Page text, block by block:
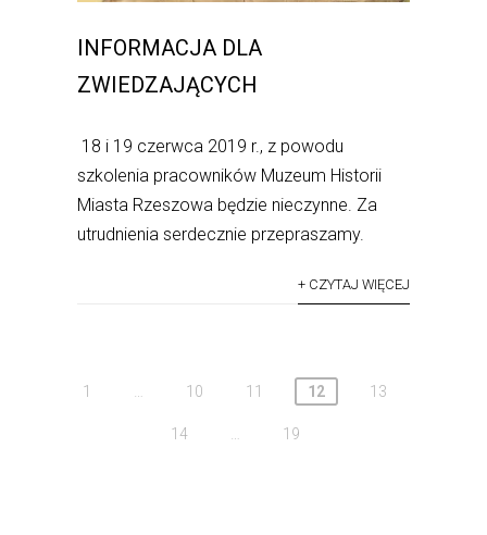
INFORMACJA DLA
ZWIEDZAJĄCYCH
18 i 19 czerwca 2019 r., z powodu
szkolenia pracowników Muzeum Historii
Miasta Rzeszowa będzie nieczynne. Za
utrudnienia serdecznie przepraszamy.
+ CZYTAJ WIĘCEJ
1 … 10 11 12 13
14 … 19